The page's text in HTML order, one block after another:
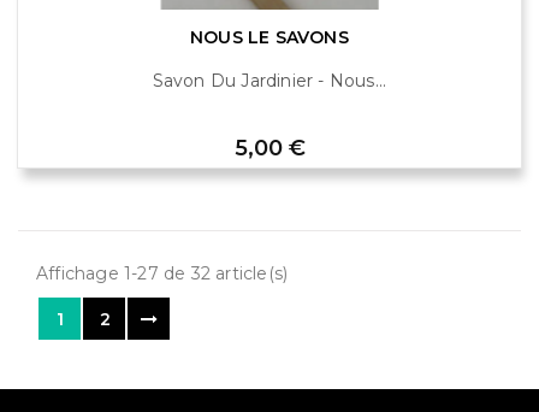
NOUS LE SAVONS
Savon Du Jardinier - Nous...
Prix
5,00 €
Affichage 1-27 de 32 article(s)
1 2